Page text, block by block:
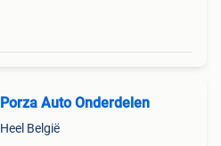
Porza Auto Onderdelen
Heel België